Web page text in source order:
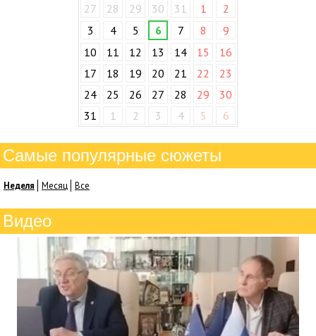
27
28 29 30 31 1
2
3
4 5 6 7 8
9
10
11 12 13 14 15
16
17
18 19 20 21 22
23
24
25 26 27 28 29
30
31
1 2 3 4 5 6
Самые популярные сюжеты
Неделя Месяц Все
Видео